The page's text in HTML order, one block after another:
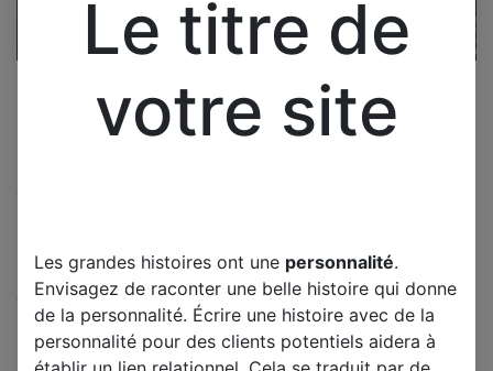
6870C-0532B
(0 avis)
Offre :15,00€
Le titre de
votre site
Les grandes histoires ont une personnalité.
Envisagez de raconter une belle histoire qui donne
de la personnalité. Écrire une histoire avec de la
personnalité pour des clients potentiels aidera à